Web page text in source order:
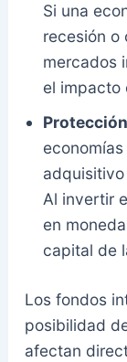
Si una
recesión o
mercados
el impacto
Al invertir
en
capital de
Los fondos
posibilidad
afectan